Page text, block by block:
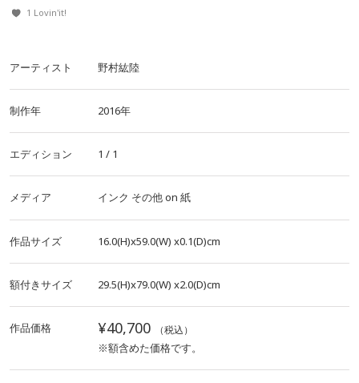
1 Lovin'it!
アーティスト 野村紘陸
制作年 2016年
エディション 1 / 1
メディア インク その他on 紙
作品サイズ 16.0(H)x59.0(W) x0.1(D)cm
額付きサイズ 29.5(H)x79.0(W) x2.0(D)cm
作品価格 ¥40,700 （税込）
※額含めた価格です。